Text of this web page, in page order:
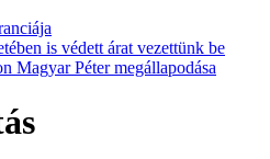
is védett árat vezettünk be
Magyar Péter megállapodása